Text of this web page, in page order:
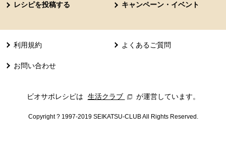
レシピを投稿する キャンペーン・イベント
利用規約 よくあるご質問
お問い合わせ
ビオサポレシピは 生活クラブ 別のウィンドウで開きます。
が運営しています。
Copyright ? 1997-2019 SEIKATSU-CLUB All Rights Reserved.